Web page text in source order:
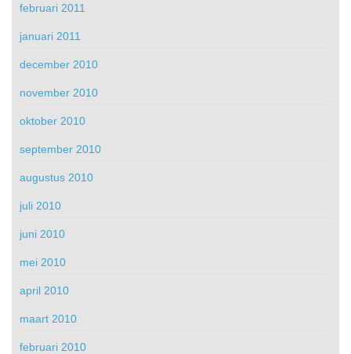
februari 2011
januari 2011
december 2010
november 2010
oktober 2010
september 2010
augustus 2010
juli 2010
juni 2010
mei 2010
april 2010
maart 2010
februari 2010